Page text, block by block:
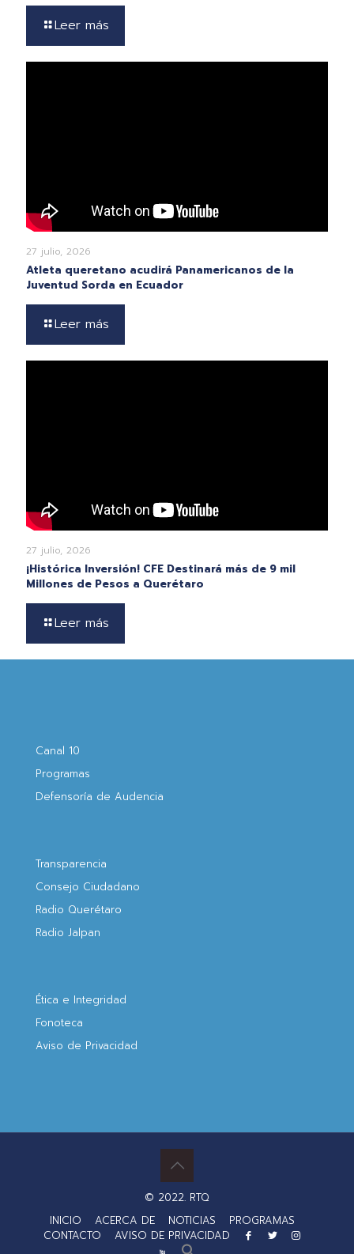
Leer más
27 julio, 2026
Atleta queretano acudirá Panamericanos de la
Juventud Sorda en Ecuador
Leer más
27 julio, 2026
¡Histórica Inversión! CFE Destinará más de 9 mil
Millones de Pesos a Querétaro
Leer más
Canal 10
Programas
Defensoría de Audencia
Transparencia
Consejo Ciudadano
Radio Querétaro
Radio Jalpan
Ética e Integridad
Fonoteca
Aviso de Privacidad
© 2022. RTQ
INICIO
ACERCA DE NOTICIAS
PROGRAMAS
CONTACTO
AVISO DE PRIVACIDAD